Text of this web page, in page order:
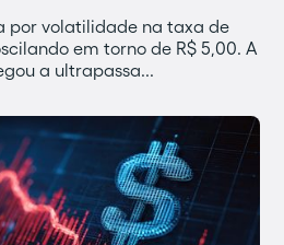
por volatilidade na taxa de
em torno de R$ 5,00. A
a ultrapassa...